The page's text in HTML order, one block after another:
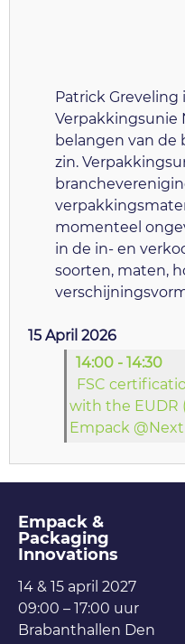
Patrick Greveling
Verpakkingsunie
belangen van de
zin.
momenteel
in de in- en
soorten, maten,
15 April 2026
14:00 - 14:30
FSC
with the EUDR
Empack @Next
Empack &
Packaging
Innovations
14 & 15 april 2027
09:00 – 17:00 uur
Brabanthallen Den